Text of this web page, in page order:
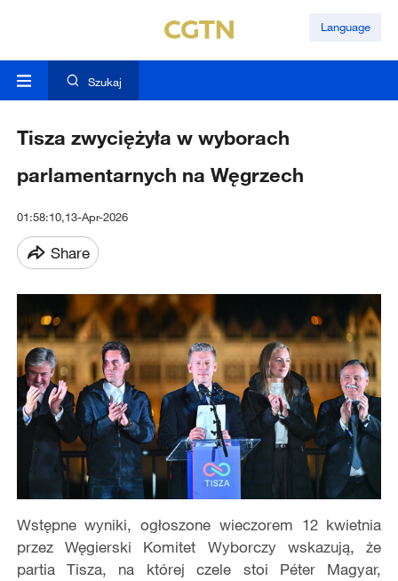
Language
Szukaj
Tisza zwyciężyła w wyborach
parlamentarnych na Węgrzech
01:58:10,13-Apr-2026
Share
Wstępne wyniki, ogłoszone wieczorem 12 kwietnia
przez Węgierski Komitet Wyborczy wskazują, że
partiaTisza, na której czele stoi Péter Magyar,